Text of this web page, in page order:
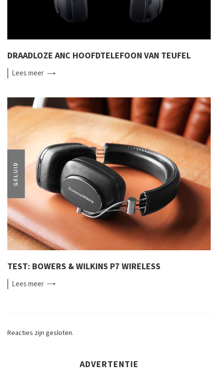
DRAADLOZE ANC HOOFDTELEFOON VAN TEUFEL
Leesmeer
GELUID
TEST: BOWERS & WILKINS P7 WIRELESS
Leesmeer
Reacties zijn gesloten.
ADVERTENTIE